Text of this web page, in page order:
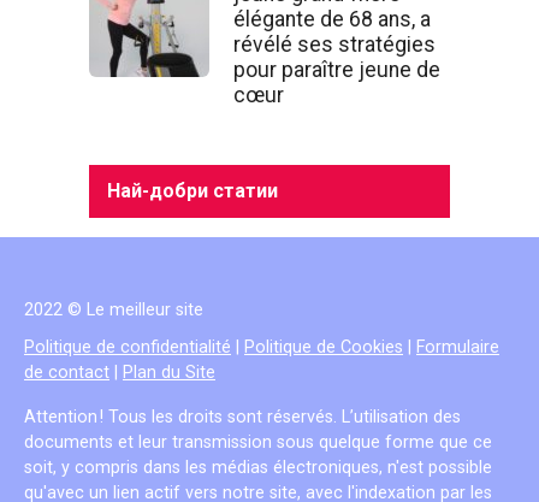
élégante de 68 ans, a
révélé ses stratégies
pour paraître jeune de
cœur
Най-добри статии
2022 © Le meilleur site
Politique de confidentialité
Politique de Cookies
Formulaire
de contact
Plan du Site
Attention ! Tous les droits sont réservés. L’utilisation des
documents et leur transmission sous quelque forme que ce
soit, y compris dans les médias électroniques, n'est possible
qu'avec un lien actif vers notre site, avec l'indexation par les